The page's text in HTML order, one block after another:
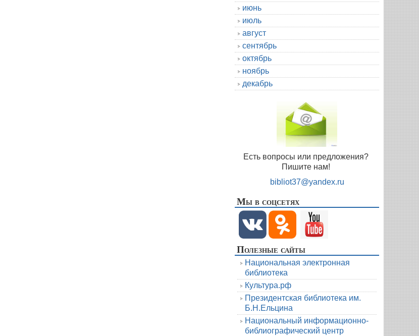
июнь
июль
август
сентябрь
октябрь
ноябрь
декабрь
Есть вопросы или предложения?
Пишите нам!
bibliot37@yandex.ru
Мы в соцсетях
Полезные сайты
Национальная электронная
библиотека
Культура.рф
Президентская библиотека им.
Б.Н.Ельцина
Национальный информационно-
библиографический центр